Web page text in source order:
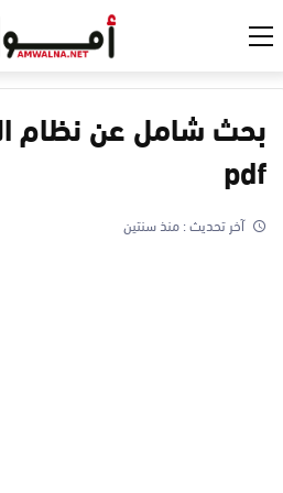
بحث شامل عن نظام
pdf
آخر تحديث :منذ سنتين